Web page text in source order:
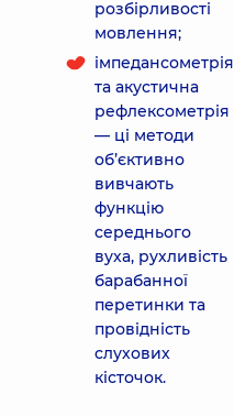
розбірливості
мовлення;
імпедансометрія
та акустична
рефлексометрія
— ці методи
об’єктивно
вивчають
функцію
середнього
вуха, рухливість
барабанної
перетинки та
провідність
слухових
кісточок.